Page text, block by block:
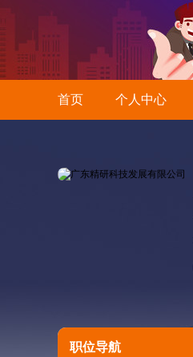
首页 个人中心
职位导航